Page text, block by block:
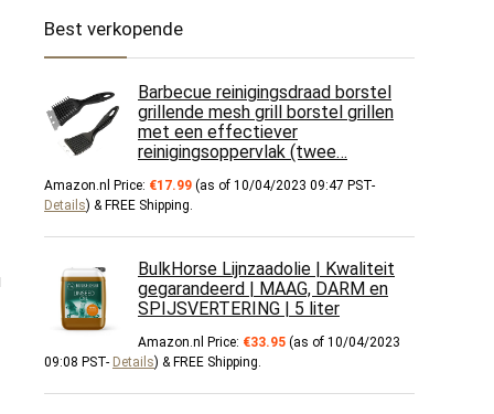
Best verkopende
Barbecue reinigingsdraad borstel
grillende mesh grill borstel grillen
met een effectiever
reinigingsoppervlak (twee…
Amazon.nl Price: €17.99 (as of 10/04/2023 09:47 PST-
Details) & FREE Shipping.
BulkHorse Lijnzaadolie | Kwaliteit
gegarandeerd | MAAG, DARM en
SPIJSVERTERING | 5 liter
Amazon.nl Price: €33.95 (as of 10/04/2023
09:08 PST- Details) & FREE Shipping.